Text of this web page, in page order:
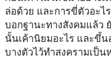
ล่อด้วย และการขี่ตัวอะไ
บอกฐานะทางสังคมแล้ว
นั้นเค้านิยมอะไร และขึ้
บางตัวไว้ทำสงครามเป็